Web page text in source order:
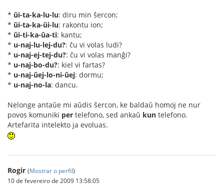
* ŭi-ta-ka-lu-lu: diru min ŝercon;
* ŭi-ta-ka-ŭi-lu: rakontu ion;
* ŭi-ti-ka-ŭa-ti: kantu;
* u-naj-lu-lej-du?: ĉu vi volas ludi?
* u-naj-ej-tej-du?: ĉu vi volas manĝi?
* u-naj-bo-du?: kiel vi fartas?
* u-naj-ŭej-lo-ni-ŭej: dormu;
* u-naj-no-la: dancu.
Nelonge antaŭe mi aŭdis ŝercon, ke baldaŭ homoj ne nur
povos komuniki per telefono, sed ankaŭ kun telefono.
Artefarita intelekto ja evoluas.
Rogir (Mostrar o perfil)
10 de fevereiro de 2009 13:58:05